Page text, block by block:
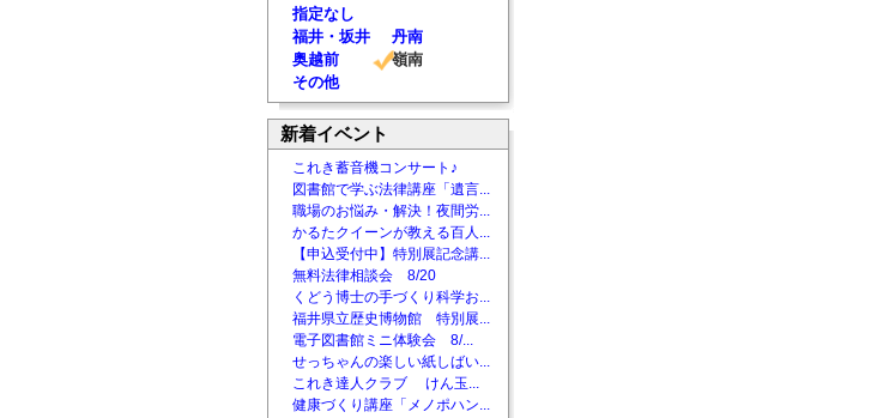
指定なし
福井・坂井
丹南
奥越前
嶺南
その他
新着イベント
これき蓄音機コンサート♪
図書館で学ぶ法律講座「遺言...
職場のお悩み・解決！夜間労...
かるたクイーンが教える百人...
【申込受付中】特別展記念講...
無料法律相談会 8/20
くどう博士の手づくり科学お...
福井県立歴史博物館 特別展...
電子図書館ミニ体験会 8/...
せっちゃんの楽しい紙しばい...
これき達人クラブ けん玉...
健康づくり講座「メノポハン...